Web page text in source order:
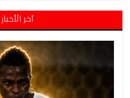
آخر الأخبار